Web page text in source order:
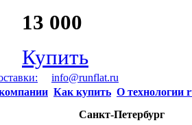
13 000
Купить
info@runflat.ru
Как купить О технологии
Санкт-Петербург